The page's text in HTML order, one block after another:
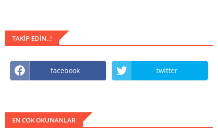
TAKIP EDIN..!
facebook twitter
EN COK OKUNANLAR